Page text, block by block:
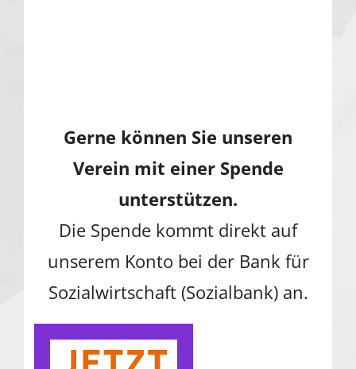
Gerne können Sie unseren
Verein mit einer Spende
unterstützen.
Die Spende kommt direkt auf
unserem Konto bei der Bank für
Sozialwirtschaft (Sozialbank) an.